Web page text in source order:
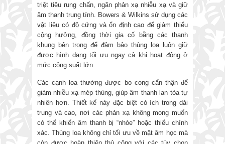
triệt tiêu rung chấn, ngăn phản xạ nhiễu xạ và giữ
âm thanh trung tính. Bowers & Wilkins sử dụng các
vật liệu có độ cứng và ổn định cao để giảm thiểu
cộng hưởng, đồng thời gia cố bằng các thanh
khung bên trong để đảm bảo thùng loa luôn giữ
được hình dạng tối ưu ngay cả khi hoạt động ở
mức công suất lớn.
Các cạnh loa thường được bo cong cẩn thận để
giảm nhiễu xạ mép thùng, giúp âm thanh lan tỏa tự
nhiên hơn. Thiết kế này đặc biệt có ích trong dải
trung và cao, nơi các phản xạ không mong muốn
có thể khiến âm thanh bị “nhòe” hoặc thiếu chính
xác. Thùng loa không chỉ tối ưu về mặt âm học mà